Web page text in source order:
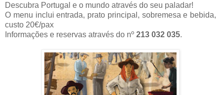
Descubra Portugal e o mundo através do seu paladar!
O menu inclui entrada, prato principal, sobremesa e bebida,
custo 20€/pax
Informações e reservas através do nº 213 032 035.